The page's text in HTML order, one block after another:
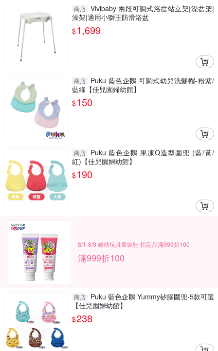
商店 Vivibaby 兩段可調式浴盆站立架|澡盆架|
澡架|適用小獅王防滑浴盆
$1,699
商店
Puku 藍色企鵝 可調式幼兒洗髮帽-粉紫/
藍綠【佳兒園婦幼館】
$150
商店
Puku 藍色企鵝 果凍Q造型圍兜 (藍/黃/
紅)【佳兒園婦幼館】
$190
8/1-8/9 婦幼玩具童裝鞋 指定品滿999折100
滿999折100
商店
Puku 藍色企鵝 Yummy矽膠圍兜-5款可選
【佳兒園婦幼館】
$238